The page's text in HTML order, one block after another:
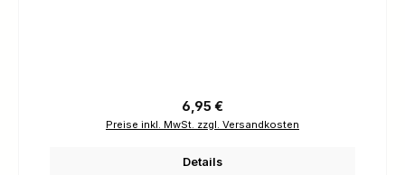
Regulärer Preis:
6,95 €
Preise inkl. MwSt. zzgl. Versandkosten
Details